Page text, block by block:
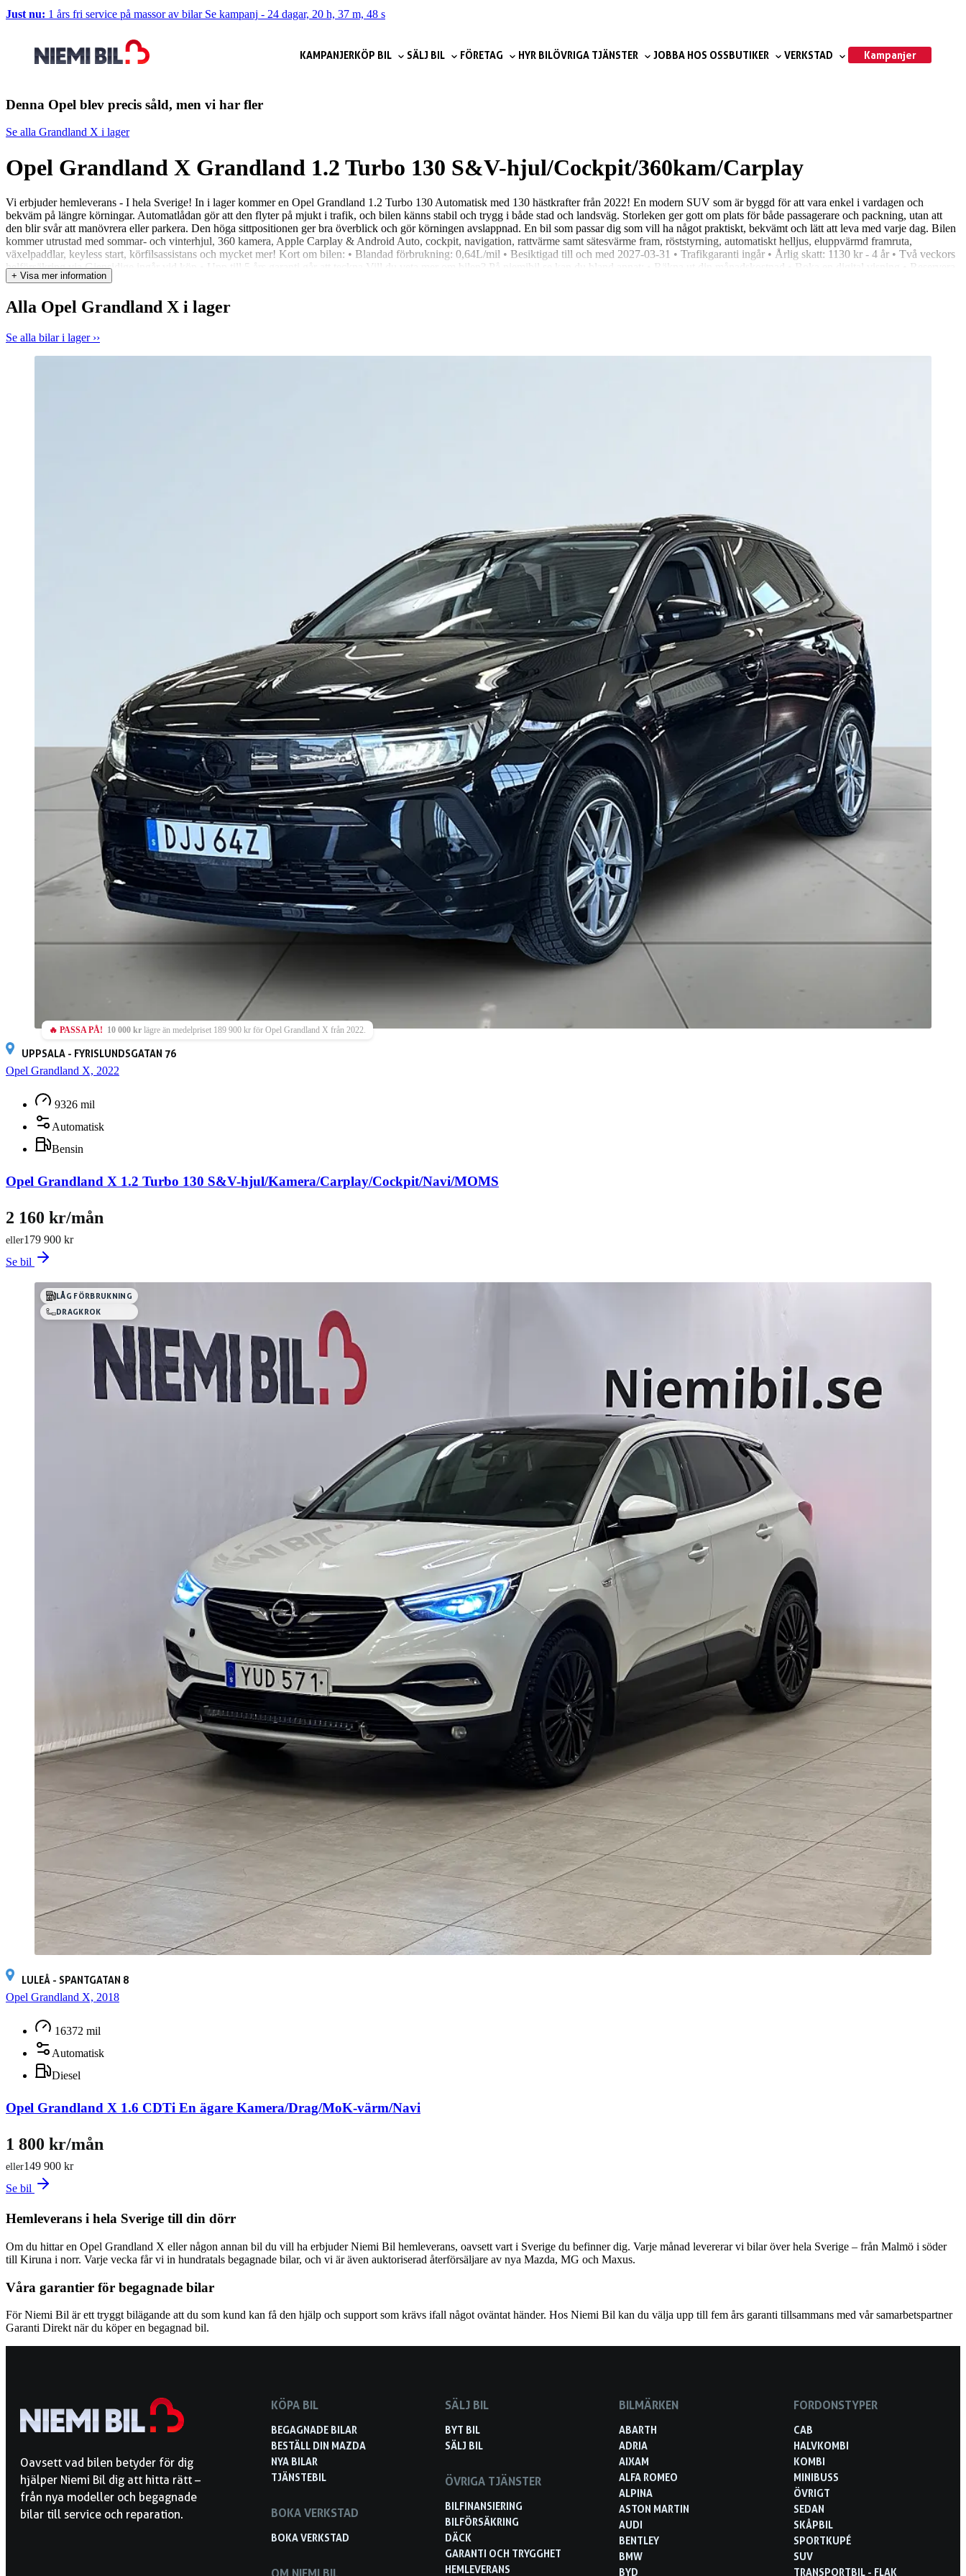
Just nu: 1 års fri service på massor av bilar Se kampanj - 24 dagar, 20 h, 37 m, 47 s
KAMPANJERKÖP BIL SÄLJ BIL FÖRETAG HYR BILÖVRIGA TJÄNSTER JOBBA HOS OSSBUTIKER VERKSTAD Kampanjer
Denna Opel blev precis såld, men vi har fler
Se alla Grandland X i lager
Opel Grandland X Grandland 1.2 Turbo 130 S&V-hjul/Cockpit/360kam/Carplay
Vi erbjuder hemleverans - I hela Sverige! In i lager kommer en Opel Grandland 1.2 Turbo 130 Automatisk med 130 hästkrafter från 2022! En modern SUV som är byggd för att vara enkel i vardagen och
bekväm på längre körningar. Automatlådan gör att den flyter på mjukt i trafik, och bilen känns stabil och trygg i både stad och landsväg. Storleken ger gott om plats för både passagerare och packning, utan att
den blir svår att manövrera eller parkera. Den höga sittpositionen ger bra överblick och gör körningen avslappnad. En bil som passar dig som vill ha något praktiskt, bekvämt och lätt att leva med varje dag. Bilen
kommer utrustad med sommar- och vinterhjul, 360 kamera, Apple Carplay & Android Auto, cockpit, navigation, rattvärme samt sätesvärme fram, röststyrning, automatiskt helljus, eluppvärmd framruta,
växelpaddlar, keyless start, körfilsassistans och mycket mer! Kort om bilen: • Blandad förbrukning: 0,64L/mil • Besiktigad till och med 2027-03-31 • Trafikgaranti ingår • Årlig skatt: 1130 kr - 4 år • Två veckors
helförsäkring via Gjensidige ingår vid köp • Upp till 5 års garanti går att teckna Vill du veta mer om bilen? På niemibil.se kan du bland annat: • Räkna ut din månadskostnad • Boka en digital visning • Reservera
bilen i 12 timmar • Två veckors helförsäkring via Gjensidige ingår vid köp Kontakta oss så gör vi gärna en digital visning och skickar dig fler bilder. Vi kan också hjälpa dig med finansiering, leverans, ägarbyte
trygg bilaffär! Vill du byta in bilen du har idag? Inga problem! Du får ett prisförslag från oss. Om du vill hämtar vi också bilen, tvättar, städar, sköter ägarbytet och alla detaljer.
+ Visa mer information
Alla Opel Grandland X i lager
Se alla bilar i lager ››
🔥 PASSA PÅ! 10 000 kr lägre än medelpriset 189 900 kr för Opel Grandland X från 2022.
UPPSALA - FYRISLUNDSGATAN 76
Opel Grandland X, 2022
9326 mil
Automatisk
Bensin
Opel Grandland X 1.2 Turbo 130 S&V-hjul/Kamera/Carplay/Cockpit/Navi/MOMS
179 900 kr
eller
2 160 kr/mån
Se bil
LÅG FÖRBRUKNING
DRAGKROK
LULEÅ - SPANTGATAN 8
Opel Grandland X, 2018
16372 mil
Automatisk
Diesel
Opel Grandland X 1.6 CDTi En ägare Kamera/Drag/MoK-värm/Navi
149 900 kr
eller
1 800 kr/mån
Se bil
Hemleverans i hela Sverige till din dörr
Om du hittar en Opel Grandland X eller någon annan bil du vill ha erbjuder Niemi Bil hemleverans, oavsett vart i Sverige du befinner dig. Varje månad levererar vi bilar över hela Sverige – från Malmö i söder
till Kiruna i norr. Varje vecka får vi in hundratals begagnade bilar, och vi är även auktoriserad återförsäljare av nya Mazda, MG och Maxus.
Våra garantier för begagnade bilar
För Niemi Bil är ett tryggt bilägande att du som kund kan få den hjälp och support som krävs ifall något oväntat händer. Hos Niemi Bil kan du välja upp till fem års garanti tillsammans med vår samarbetspartner
Garanti Direkt när du köper en begagnad bil.
Oavsett vad bilen betyder för dig
hjälper Niemi Bil dig att hitta rätt –
från nya modeller och begagnade
bilar till service och reparation.
KÖPA BIL
BEGAGNADE BILAR
BESTÄLL DIN MAZDA
NYA BILAR
TJÄNSTEBIL
BOKA VERKSTAD
BOKA VERKSTAD
SÄLJ BIL
BYT BIL
SÄLJ BIL
ÖVRIGA TJÄNSTER
BILFINANSIERING
BILFÖRSÄKRING
DÄCK
GARANTI OCH TRYGGHET
HEMLEVERANS
BILMÄRKEN
ABARTH
ADRIA
AIXAM
ALFA ROMEO
ALPINA
ASTON MARTIN
AUDI
BENTLEY
BMW
BYD
FORDONSTYPER
CAB
HALVKOMBI
KOMBI
MINIBUSS
ÖVRIGT
SEDAN
SKÅPBIL
SPORTKUPÉ
SUV
TRANSPORTBIL - FLAK